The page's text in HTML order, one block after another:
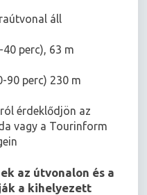
áll
perc), 63 m
90 perc) 230 m
érdeklődjön az
vagy a Tourinform
az útvonalon és a
a kihelyezett